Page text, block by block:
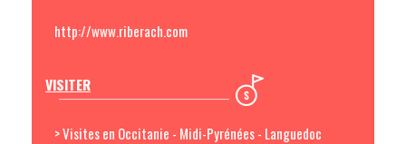
http://www.riberach.com
VISITER
> Visites en Occitanie - Midi-Pyrénées - Languedoc